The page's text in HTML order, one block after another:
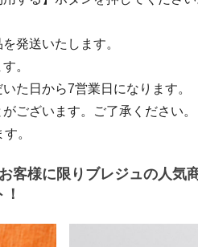
発送いたします。
。
た日から7営業日になります。
ざいます。ご了承ください。
。
客様に限りブレジュの人気